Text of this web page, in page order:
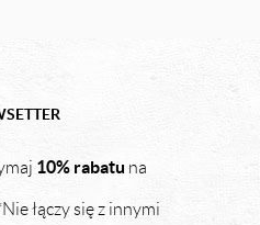
10% rabatu na
łączy się z innymi